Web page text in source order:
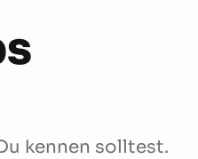
kennen solltest.